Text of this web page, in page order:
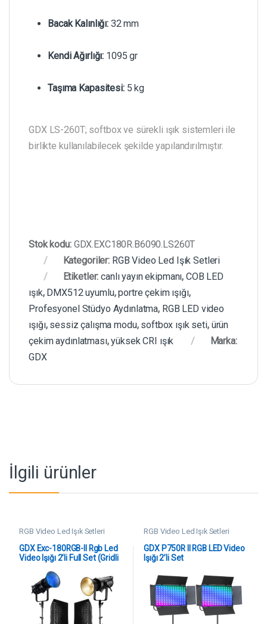
Bacak Kalınlığı:32 mm
Kendi Ağırlığı: 1095 gr
Taşıma Kapasitesi:5 kg
GDX LS-260T; softbox ve sürekli ışık sistemleri ile
birlikte kullanılabilecek şekilde yapılandırılmıştır.
Stok kodu: GDX.EXC180R.B6090.LS260T
Kategoriler: RGB Video Led Işık Setleri
Etiketler:canlı yayın ekipmanı,COB LED
ışık, DMX512 uyumlu,portre çekim ışığı,
Profesyonel Stüdyo Aydınlatma, RGB LED video
ışığı, sessiz çalışma modu, softbox ışık seti, ürün
çekim aydınlatması,yüksek CRI ışık
Marka:
GDX
İlgili ürünler
RGB Video Led Işık Setleri
GDX Exc-180RGB-II Rgb Led
Video Işığı 2’li Full Set (Gridli
Kalın Işık Ayağı)
RGB Video Led Işık Setleri
GDX P750R II RGB LED Video
Işığı 2’li Set